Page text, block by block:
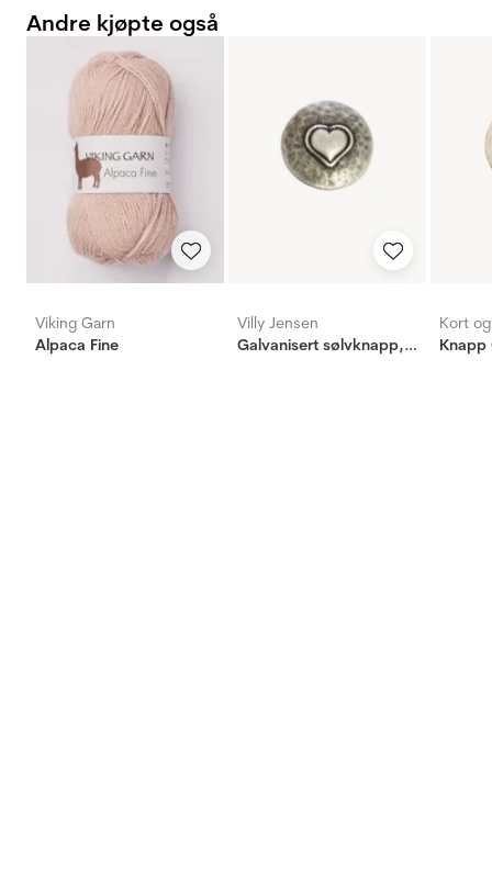
Andre kjøpte også
Viking Garn
Alpaca Fine
Villy Jensen
Galvanisert sølvknapp, hjerte 23mm - UTGÅR (TOMT)
Kort
Knapp